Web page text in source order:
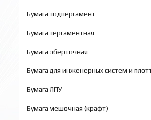
Бумага подпергамент
Бумага пергаментная
Бумага оберточная
Бумага для инженерных систем и
Бумага ЛПУ
Бумага мешочная (крафт)